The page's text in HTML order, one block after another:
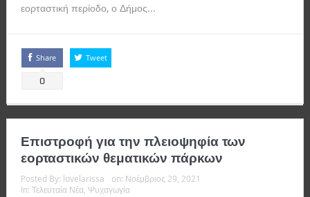
εορταστική περίοδο, ο Δήμος...
Share
0
Tweet
Επιστροφή για την πλειοψηφία των
εορταστικών θεματικών πάρκων
Posted By: lovelarissa on: Νοέμβριος 29, 2021
In: Τελευταία Νέα Ψυχαγωγία